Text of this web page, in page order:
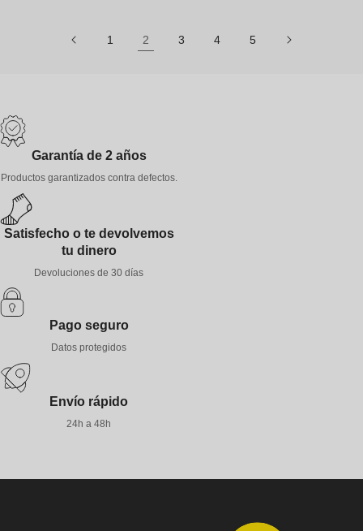
45-47
1 2 3 4 5
Garantía de 2 años
Productos garantizados contra defectos.
Satisfecho o te devolvemos
tu dinero
Devoluciones de 30 días
Pago seguro
Datos protegidos
Envío rápido
24h a 48h